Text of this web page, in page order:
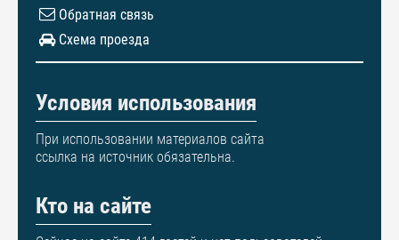
Обратная связь
Схема проезда
Условия использования
При использовании материалов сайта
ссылка на источник обязательна.
Кто на сайте